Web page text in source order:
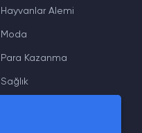
Hayvanlar Alemi
Moda
Para Kazanma
Sağlık